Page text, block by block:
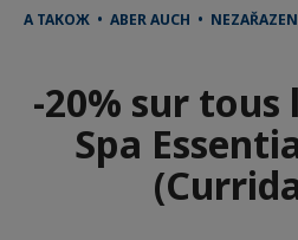
А ТАКОЖ • ABER AUCH •
-20% sur tous
Spa